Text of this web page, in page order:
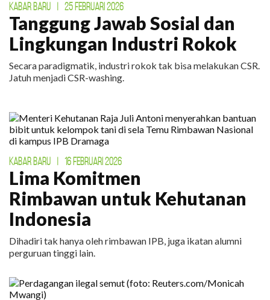
KABAR BARU 25 FEBRUARI 2026
Tanggung Jawab Sosial dan
Lingkungan Industri Rokok
Secara paradigmatik, industri rokok tak bisa melakukan CSR.
Jatuh menjadi CSR-washing.
KABAR BARU 16 FEBRUARI 2026
Lima Komitmen
Rimbawan untuk Kehutanan
Indonesia
Dihadiri tak hanya oleh rimbawan IPB, juga ikatan alumni
perguruan tinggi lain.